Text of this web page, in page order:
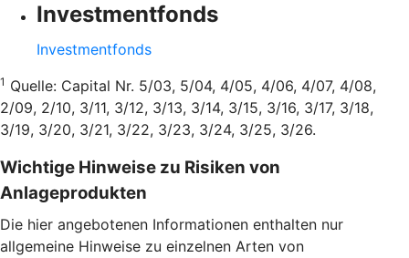
Investmentfonds
Investmentfonds
1 Quelle: Capital Nr. 5/03, 5/04, 4/05, 4/06, 4/07, 4/08,
2/09, 2/10, 3/11, 3/12, 3/13, 3/14, 3/15, 3/16, 3/17, 3/18,
3/19, 3/20, 3/21, 3/22, 3/23, 3/24, 3/25, 3/26.
Wichtige Hinweise zu Risiken von
Anlageprodukten
Die hier angebotenen Informationen enthalten nur
allgemeine Hinweise zu einzelnen Arten von